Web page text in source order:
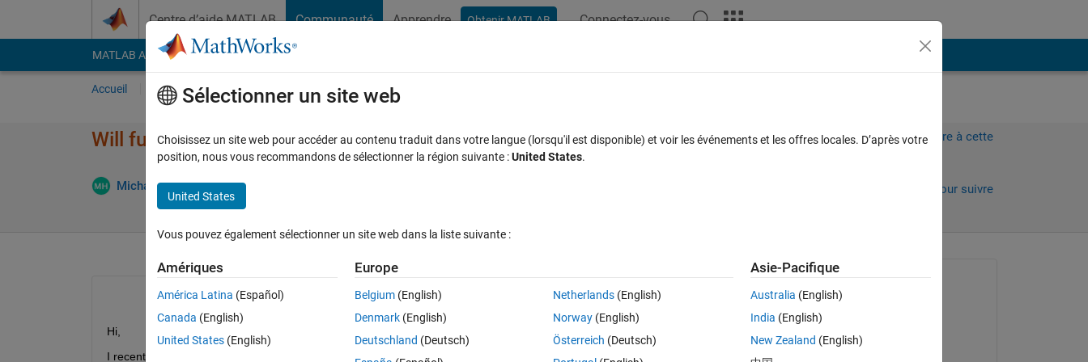
Centre d’aide MATLAB Communauté Apprendre Obtenir MATLAB Connectez-vous
MATLAB Answers File Exchange Cody
Accueil Poser une question Parcourir
Will functions inside my ODE bottle neck the code?
Michael Horn 14 Juin 2018
Connectez-vous pour répondre à cette
Connectez-vous pour suivre
Hi,
I recently overhauled a simulation model I have been working. I cleaned up a lot of clutter and redundant code. However,
Michael Horn
le 14 Juin 2018
Sélectionner un site web
Choisissez un site web pour accéder au contenu traduit dans votre langue (lorsqu'il est disponible) et voir les événements et les offres locales. D’après votre
position, nous vous recommandons de sélectionner la région suivante :United States.
United States
Vous pouvez également sélectionner un site web dans la liste suivante :
Amériques
América Latina (Español)
Canada (English)
United States (English)
Europe
Belgium (English)
Denmark (English)
Deutschland (Deutsch)
Netherlands(English)
Norway(English)
Österreich (Deutsch)
Asie-Pacifique
Australia (English)
India (English)
New Zealand (English)